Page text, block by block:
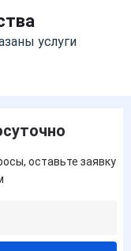
услуги
оставьте заявку